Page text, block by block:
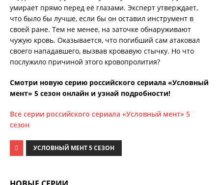
умирает прямо перед её глазами. Эксперт утверждает,
что было бы лучше, если бы он оставил инструмент в
своей ране. Тем не менее, на заточке обнаруживают
чужую кровь. Оказывается, что погибший сам атаковал
своего нападавшего, вызвав кровавую стычку. Но что
послужило причиной этого кровопролития?
Смотри новую серию российского сериала «Условный
мент» 5 сезон онлайн и узнай подробности!
Все серии российского сериала «Условный мент» 5
сезон
УСЛОВНЫЙ МЕНТ 5 СЕЗОН